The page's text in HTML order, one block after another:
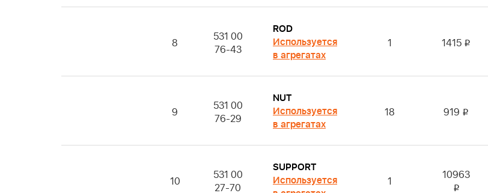
8
531 00
76-43
ROD
Используется
в агрегатах
1 1415 i
9
531 00
76-29
NUT
Используется
в агрегатах
18 919 i
10
531 00
27-70
SUPPORT
Используется
1 10963
i